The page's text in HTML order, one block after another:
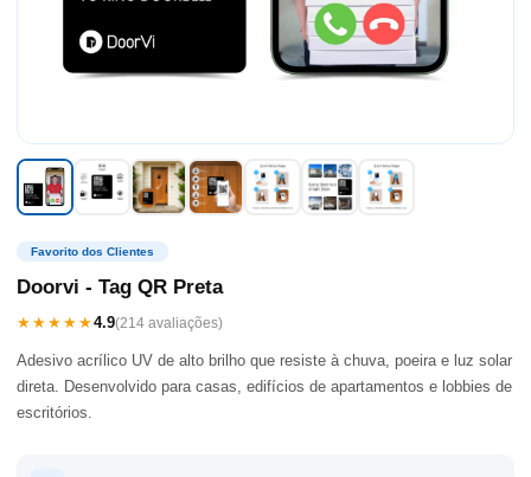
Favorito dos Clientes
Doorvi - Tag QR Preta
★★★★★4.9(214 avaliações)
Adesivo acrílico UV de alto brilho que resiste à chuva, poeira e luz solar
direta. Desenvolvido para casas, edifícios de apartamentos e lobbies de
escritórios.